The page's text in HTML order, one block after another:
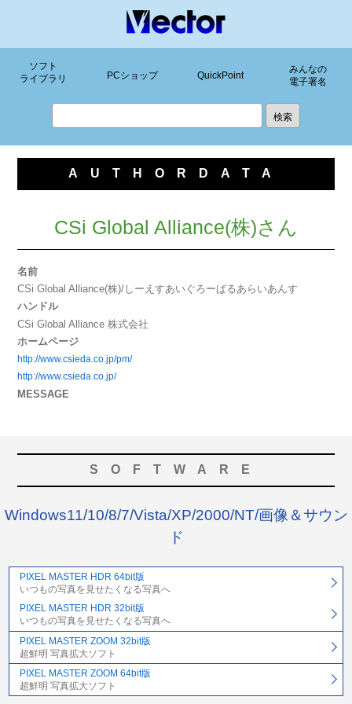
ソフト
ライブラリ
PCショップ QuickPoint
みんなの
電子署名
AUTHORDATA
CSi Global Alliance(株)さん
名前
CSi Global Alliance(株)/しーえすあいぐろーばるあらいあんす
ハンドル
CSi Global Alliance 株式会社
ホームページ
http://www.csieda.co.jp/pm/
http://www.csieda.co.jp/
MESSAGE
SOFTWARE
Windows11/10/8/7/Vista/XP/2000/NT/画像＆サウン
ド
PIXEL MASTER HDR 64bit版
いつもの写真を見せたくなる写真へ
PIXEL MASTER HDR 32bit版
いつもの写真を見せたくなる写真へ
PIXEL MASTER ZOOM 32bit版
超鮮明 写真拡大ソフト
PIXEL MASTER ZOOM 64bit版
超鮮明 写真拡大ソフト